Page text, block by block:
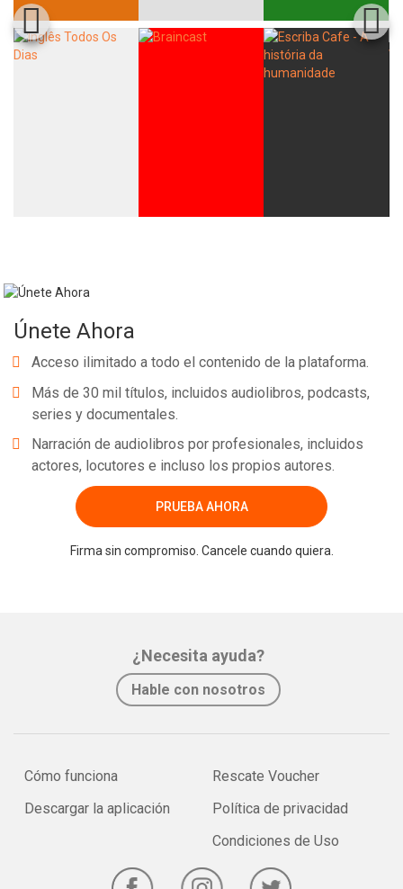
Únete Ahora
Acceso ilimitado a todo el contenido de la plataforma.
Más de 30 mil títulos, incluidos audiolibros, podcasts,
series y documentales.
Narración de audiolibros por profesionales, incluidos
actores, locutores e incluso los propios autores.
PRUEBA AHORA
Firma sin compromiso. Cancele cuando quiera.
¿Necesita ayuda?
Hable con nosotros
Cómo funciona
Descargar la aplicación
Rescate Voucher
Política de privacidad
Condiciones de Uso